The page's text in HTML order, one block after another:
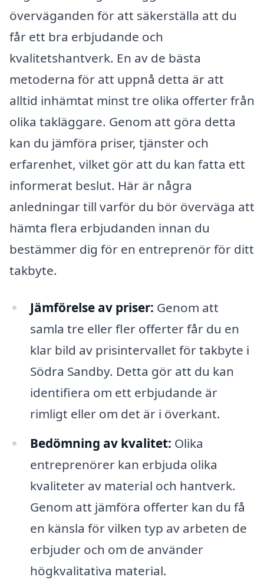
överväganden för att säkerställa att du
får ett bra erbjudande och
kvalitetshantverk. En av de bästa
metoderna för att uppnå detta är att
alltid inhämtat minst tre olika offerter från
olika takläggare. Genom att göra detta
kan du jämföra priser, tjänster och
erfarenhet, vilket gör att du kan fatta ett
informerat beslut. Här är några
anledningar till varför du bör överväga att
hämta flera erbjudanden innan du
bestämmer dig för en entreprenör för ditt
takbyte.
Jämförelse av priser: Genom att
samla tre eller fler offerter får du en
klar bild av prisintervallet för takbyte i
Södra Sandby. Detta gör att du kan
identifiera om ett erbjudande är
rimligt eller om det är i överkant.
Bedömning av kvalitet: Olika
entreprenörer kan erbjuda olika
kvaliteter av material och hantverk.
Genom att jämföra offerter kan du få
en känsla för vilken typ av arbeten de
erbjuder och om de använder
högkvalitativa material.